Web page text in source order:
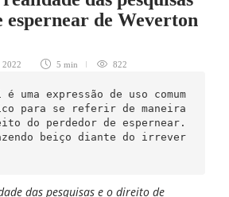
espernear de Weverton
2022 5 min 822
uma expressão de uso comum
para se referir de maneira
do perdedor de espernear.
beiço diante do irrever